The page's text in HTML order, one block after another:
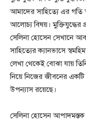
আমাদের সাহিত্যে এর গতি
আলোচ্য বিষয়। মুক্তিযুদ্ধের
সেলিনা হোসেন সেখানে
সাহিত্যের ক্যানভাসে
লেখা থেকেই বোঝা যায়
নিয়ে নিজের জীবনের একটি
উপন্যাস রয়েছে।
সেলিনা হোসেন